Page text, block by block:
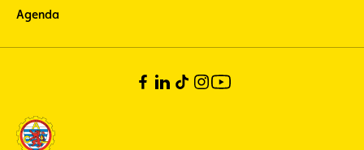
Agenda